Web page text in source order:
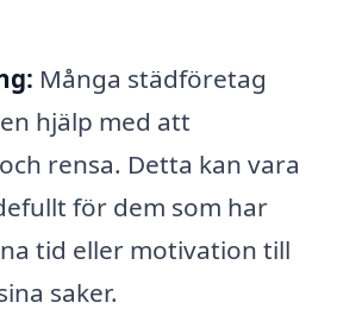
Många städföretag
hjälp med att
rensa. Detta kan vara
för dem som har
tid eller motivation till
saker.